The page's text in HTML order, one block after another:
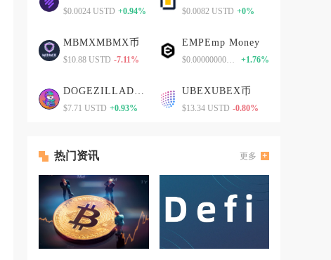
$0.0024 USTD +0.94% $0.0082 USTD +0%
MBMXMBMX币
$10.88 USTD -7.11%
EMPEmp Money
$0.00000000000 USTD +1.76%
DOGEZILLADOGEZILLA币
$7.71 USTD +0.93%
UBEXUBEX币
$13.34 USTD -0.80%
热门资讯 更多